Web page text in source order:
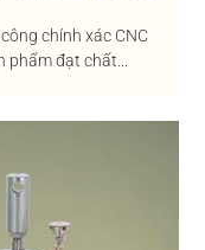
chính xác CNC
đạt chất...